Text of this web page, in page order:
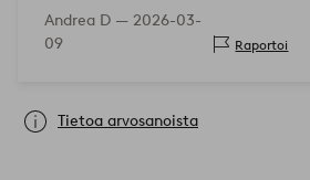
Andrea D — 2026-03-
09
Raportoi
Tietoa arvosanoista